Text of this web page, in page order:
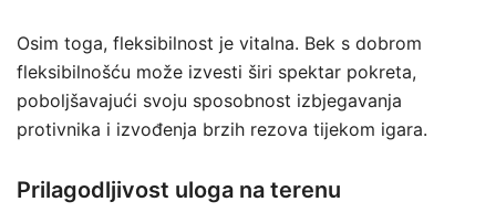
Osim toga, fleksibilnost je vitalna. Bek s dobrom
fleksibilnošću može izvesti širi spektar pokreta,
poboljšavajući svoju sposobnost izbjegavanja
protivnika i izvođenja brzih rezova tijekom igara.
Prilagodljivost uloga na terenu